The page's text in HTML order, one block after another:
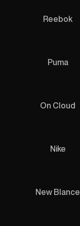
Reebok
Puma
On Cloud
Nike
New Blance